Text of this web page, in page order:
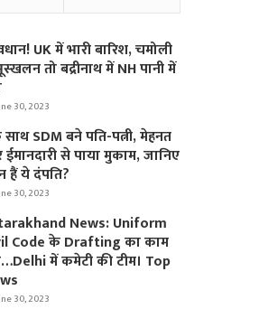
UK में भारी बारिश, चमोली
तो बद्रीनाथ में NH पानी में
30, 2023
SDM बने पति-पत्नी, मेहनत
से पाया मुकाम, जानिए
हैं ये दंपति?
30, 2023
News: Uniform
Code के Drafting का काम
में कमेटी की टीम। Top
30, 2023